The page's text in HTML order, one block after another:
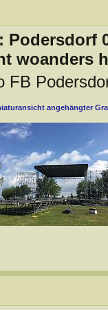
Podersdorf
woanders
FB
angehängter